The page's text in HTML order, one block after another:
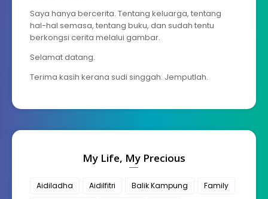
Saya hanya bercerita. Tentang keluarga, tentang
hal-hal semasa, tentang buku, dan sudah tentu
berkongsi cerita melalui gambar.
Selamat datang.
Terima kasih kerana sudi singgah. Jemputlah.
My Life, My Precious
Aidiladha Aidilfitri Balik Kampung
Family